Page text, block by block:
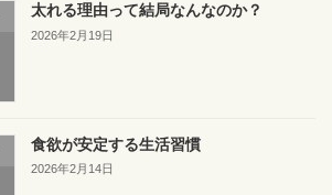
太れる理由って結局なんなのか？
2026年2月19日
食欲が安定する生活習慣
2026年2月14日